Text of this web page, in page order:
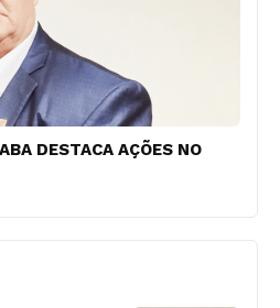
DESTACA AÇÕES NO